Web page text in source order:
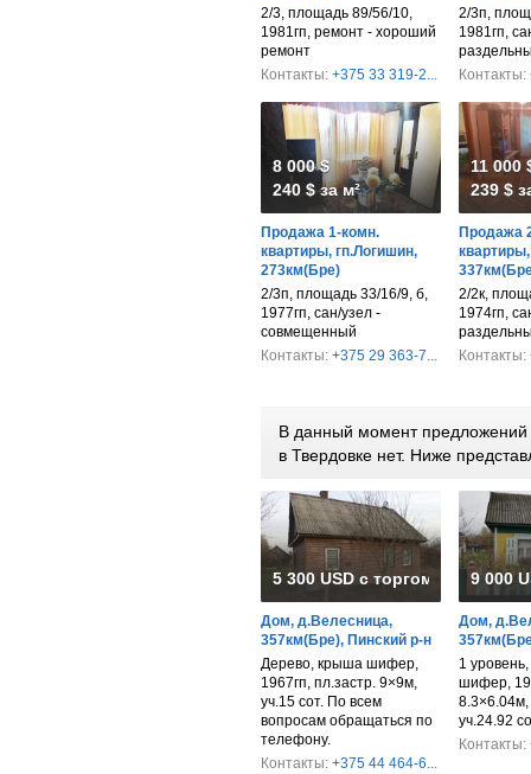
2/3, площадь 89/56/10,
1981гп, ремонт - хороший
ремонт
Контакты: +375 33 319-2...
2/3п,
1981гп,
Контакты:
8 000 $
240 $ за м²
Продажа 1-комн.
квартиры, гп.Логишин,
273км(Бре)
2/3п, площадь 33/16/9, б,
1977гп, сан/узел -
совмещенный
Контакты: +375 29 363-7...
11 000
239 $
Продажа
2/2к,
1974гп,
Контакты:
В данный момент предложений
в Твердовке нет. Ниже
5 300 USD с торгом
Дом, д.Велесница,
357км(Бре), Пинский р-н
Дерево, крыша шифер,
1967гп, пл.застр. 9×9м,
уч.15 сот. По всем
вопросам обращаться по
телефону.
Контакты: +375 44 464-6...
9 000
Дом,
1
шифер,
8.3×6.04м,
уч.24.92
Контакты: